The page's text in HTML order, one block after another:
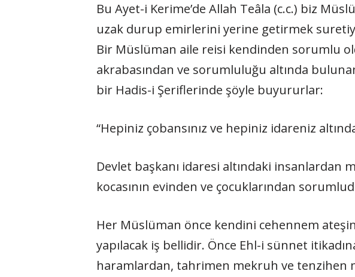
Bu Ayet-i Kerime’de Allah Teâla (c.c.) biz
uzak durup emirlerini yerine getirmek
Bir Müslüman aile reisi kendinden sorumlu
akrabasından ve sorumluluğu altında
bir Hadis-i Şeriflerinde şöyle buyururlar:
“Hepiniz çobansınız ve hepiniz idareniz
Devlet başkanı idaresi altındaki
kocasının evinden ve çocuklarından
Her Müslüman önce kendini cehennem
yapılacak iş bellidir. Önce Ehl-i sünnet
haramlardan, tahrimen mekruh ve tenzihen